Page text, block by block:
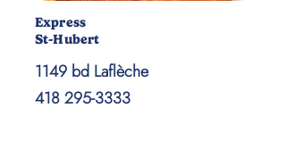
Express
St-Hubert
1149 bd Laflèche
418 295-3333